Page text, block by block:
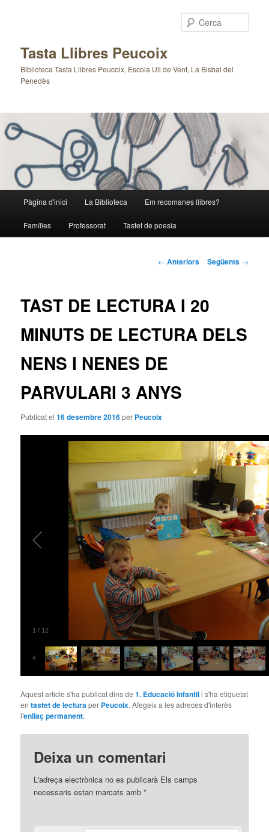
Tasta Llibres Peucoix
Biblioteca Tasta Llibres Peucoix, Escola Ull de Vent, La Bisbal del
Penedès
Aneu
al
Pàgina d'inici La Biblioteca Em recomanes llibres?
Famílies Professorat Tastet de poesia
Navegació
← Anteriors Següents →
TAST DE LECTURA I 20
MINUTS DE LECTURA DELS
NENS I NENES DE
PARVULARI 3 ANYS
Publicat el16 desembre 2016per Peucoix
1 / 12
Aquest article s'ha publicat dins de1. Educació Infantili s'ha etiquetat
entastet de lecturaper Peucoix. Afegeix a les adreces d'interès
l'enllaç permanent.
Deixa un comentari
L'adreça electrònica no es publicarà Els camps
necessaris estan marcats amb*